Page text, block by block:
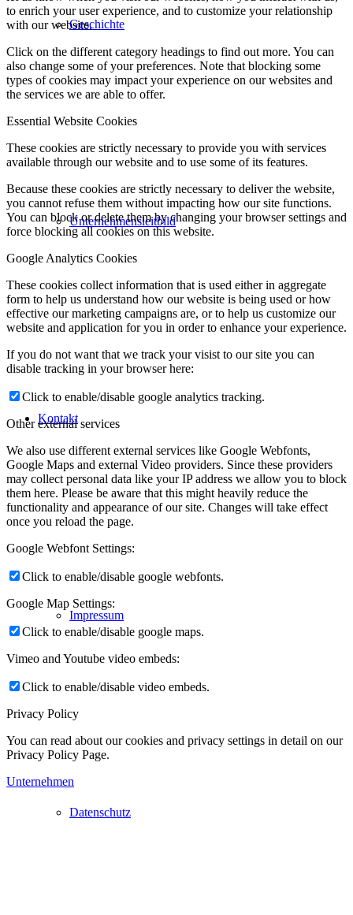
Geschichte
Unternehmensleitbild
Kontakt
Impressum
Datenschutz
to enrich your user experience, and to customize your relationship
with our website.
Click on the different category headings to find out more. You can
also change some of your preferences. Note that blocking some
types of cookies may impact your experience on our websites and
the services we are able to offer.
Essential Website Cookies
These cookies are strictly necessary to provide you with services
available through our website and to use some of its features.
Because these cookies are strictly necessary to deliver the website,
you cannot refuse them without impacting how our site functions.
You can block or delete them by changing your browser settings and
force blocking all cookies on this website.
Google Analytics Cookies
These cookies collect information that is used either in aggregate
form to help us understand how our website is being used or how
effective our marketing campaigns are, or to help us customize our
website and application for you in order to enhance your experience.
If you do not want that we track your visist to our site you can
disable tracking in your browser here:
Click to enable/disable google analytics tracking.
Other external services
We also use different external services like Google Webfonts,
Google Maps and external Video providers. Since these providers
may collect personal data like your IP address we allow you to block
them here. Please be aware that this might heavily reduce the
functionality and appearance of our site. Changes will take effect
once you reload the page.
Google Webfont Settings:
Click to enable/disable google webfonts.
Google Map Settings:
Click to enable/disable google maps.
Vimeo and Youtube video embeds:
Click to enable/disable video embeds.
Privacy Policy
You can read about our cookies and privacy settings in detail on our
Privacy Policy Page.
Unternehmen